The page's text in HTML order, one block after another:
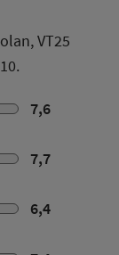
VT25
7,6
7,7
6,4